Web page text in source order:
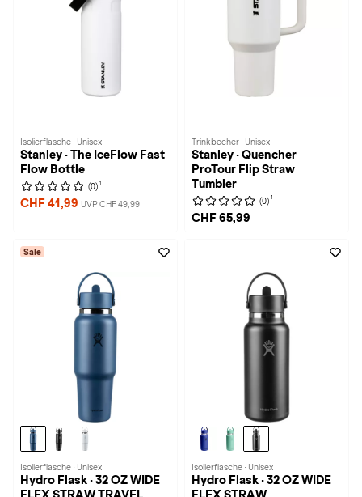
Isolierflasche · Unisex
Stanley · The IceFlow Fast
Flow Bottle
(0) 1
CHF 41,99 UVP CHF 49,99
Trinkbecher · Unisex
Stanley · Quencher
ProTour Flip Straw
Tumbler
(0) 1
CHF 65,99
Sale
Isolierflasche · Unisex
Hydro Flask · 32 OZ WIDE
Isolierflasche · Unisex
Hydro Flask · 32 OZ WIDE